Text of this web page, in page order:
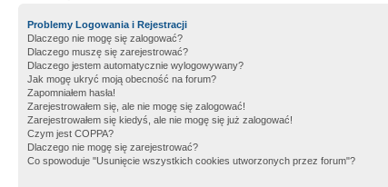
Problemy Logowania i Rejestracji
Dlaczego nie mogę się zalogować?
Dlaczego muszę się zarejestrować?
Dlaczego jestem automatycznie wylogowywany?
Jak mogę ukryć moją obecność na forum?
Zapomniałem hasła!
Zarejestrowałem się, ale nie mogę się zalogować!
Zarejestrowałem się kiedyś, ale nie mogę się już zalogować!
Czym jest COPPA?
Dlaczego nie mogę się zarejestrować?
Co spowoduje "Usunięcie wszystkich cookies utworzonych przez forum"?